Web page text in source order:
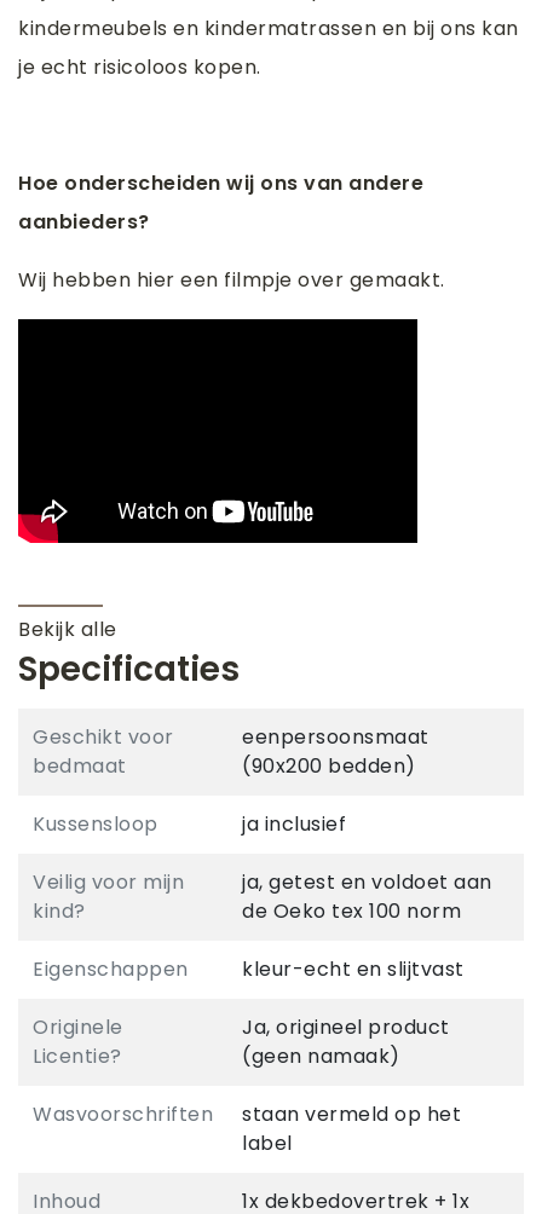
kindermeubels en kindermatrassen en bij ons kan
je echt risicoloos kopen.
Hoe onderscheiden wij ons van andere
aanbieders?
Wij hebben hier een filmpje over gemaakt.
Bekijk alle
Specificaties
Geschikt voor
bedmaat
eenpersoonsmaat
(90x200 bedden)
Kussensloop ja inclusief
Veilig voor mijn
kind?
ja, getest en voldoet aan
de Oeko tex 100 norm
Eigenschappen kleur-echt en slijtvast
Originele
Licentie?
Ja, origineel product
(geen namaak)
Wasvoorschriften
staan vermeld op het
label
Inhoud 1x dekbedovertrek + 1x